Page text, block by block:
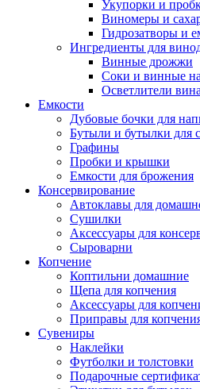
Укупорки и
Виномеры и
Гидрозатворы и
Ингредиенты для
Винные дрожжи
Соки и винные
Осветлители вина
Емкости
Дубовые бочки для
Бутыли и бутылки для
Графины
Пробки и крышки
Емкости для брожения
Консервирование
Автоклавы для
Сушилки
Аксессуары для
Сыроварни
Копчение
Коптильни домашние
Щепа для копчения
Аксессуары для
Приправы для
Сувениры
Наклейки
Футболки и толстовки
Подарочные